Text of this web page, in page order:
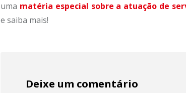
uma matéria especial sobre a atuação de
e saiba mais!
Deixe um comentário